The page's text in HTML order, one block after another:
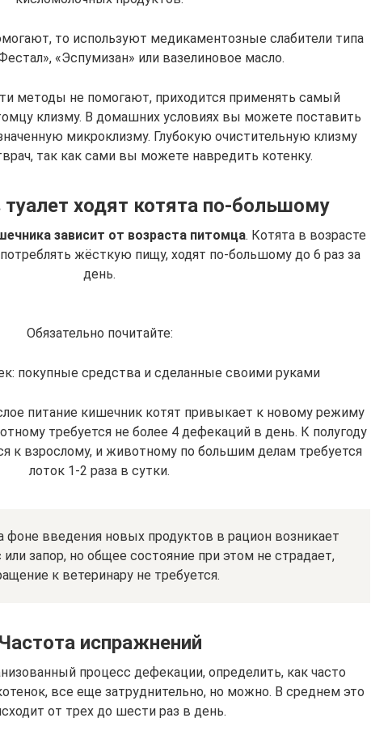
то используют медикаментозные слабители типа
«Эспумизан» или вазелиновое масло.
методы не помогают, приходится применять самый
клизму. В домашних условиях вы можете поставить
микроклизму. Глубокую очистительную клизму
так как сами вы можете навредить котенку.
туалет ходят котята по-большому
зависит от возраста питомца. Котята в возрасте
жёсткую пищу, ходят по-большому до 6 раз за
день.
Обязательно почитайте:
покупные средства и сделанные своими руками
питание кишечник котят привыкает к новому режиму
требуется не более 4 дефекаций в день. К полугоду
к взрослому, и животному по большим делам требуется
лоток 1-2 раза в сутки.
фоне введения новых продуктов в рацион возникает
запор, но общее состояние при этом не страдает,
к ветеринару не требуется.
Частота испражнений
процесс дефекации, определить, как часто
все еще затруднительно, но можно. В среднем это
от трех до шести раз в день.